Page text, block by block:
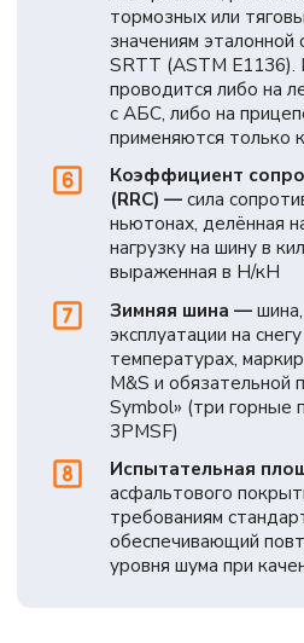
Выдача сертификата:
орган (в стране-участнице
основании протокола выдает
утверждение
Протокол испытаний:оформление
лабораторией
Отбор образцов:предоставление
для испытаний
Лабораторные/Полигонные
проверка соответствия параметров
сцепление, качение) методам,
Приложениях к Правилам
Подача заявки:производитель или его
представитель подает заявку в
Заявка на официальное утверждение